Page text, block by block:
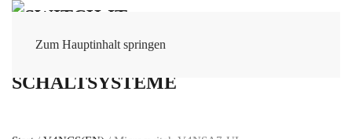
Zum Hauptinhalt springen